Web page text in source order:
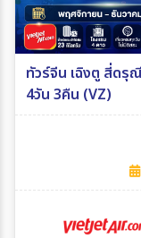
ทัวร์จีน เฉิงตู สี่ดรุ
4วัน 3คืน (VZ)